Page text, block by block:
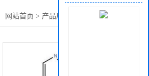
网站首页 > 产品展厅 杂环化合物